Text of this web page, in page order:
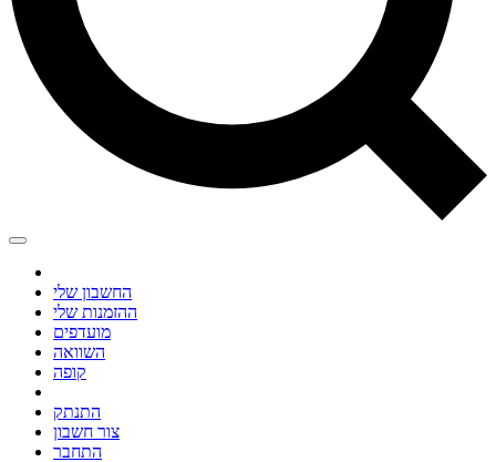
החשבון שלי
ההזמנות שלי
מועדפים
השוואה
קופה
התנתק
צור חשבון
התחבר